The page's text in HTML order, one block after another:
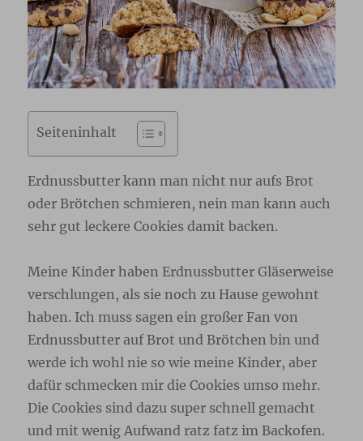
Seiteninhalt
Erdnussbutter kann man nicht nur aufs Brot
oder Brötchen schmieren, nein man kann auch
sehr gut leckere Cookies damit backen.
Meine Kinder haben Erdnussbutter Gläserweise
verschlungen, als sie noch zu Hause gewohnt
haben. Ich muss sagen ein großer Fan von
Erdnussbutter auf Brot und Brötchen bin und
werde ich wohl nie so wie meine Kinder, aber
dafür schmecken mir die Cookies umso mehr.
Die Cookies sind dazu super schnell gemacht
und mit wenig Aufwand ratz fatz im Backofen.